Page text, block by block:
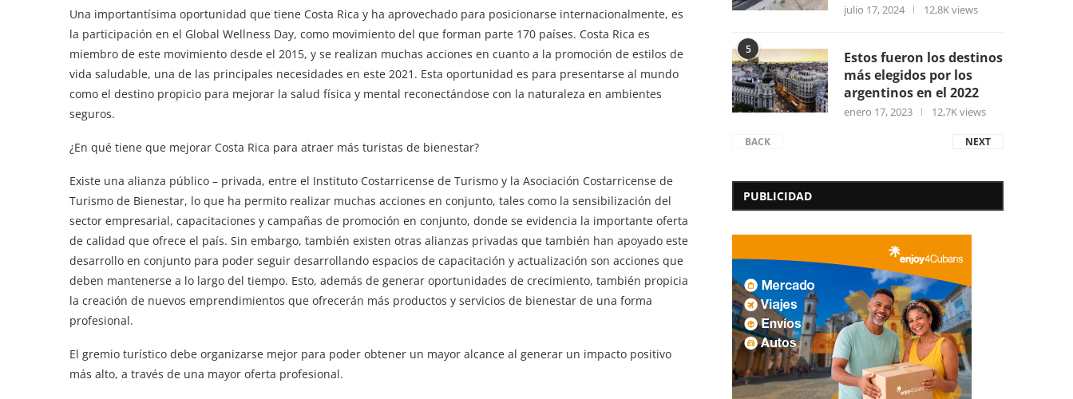
Una importantísima oportunidad que tiene Costa Rica y ha aprovechado para posicionarse internacionalmente, es
la participación en el Global Wellness Day, como movimiento del que forman parte 170 países. Costa Rica es
miembro de este movimiento desde el 2015, y se realizan muchas acciones en cuanto a la promoción de estilos de
vida saludable, una de las principales necesidades en este 2021. Esta oportunidad es para presentarse al mundo
como el destino propicio para mejorar la salud física y mental reconectándose con la naturaleza en ambientes
seguros.
¿En qué tiene que mejorar Costa Rica para atraer más turistas de bienestar?
Existe una alianza público – privada, entre el Instituto Costarricense de Turismo y la Asociación Costarricense de
Turismo de Bienestar, lo que ha permito realizar muchas acciones en conjunto, tales como la sensibilización del
sector empresarial, capacitaciones y campañas de promoción en conjunto, donde se evidencia la importante oferta
de calidad que ofrece el país. Sin embargo, también existen otras alianzas privadas que también han apoyado este
desarrollo en conjunto para poder seguir desarrollando espacios de capacitación y actualización son acciones que
deben mantenerse a lo largo del tiempo. Esto, además de generar oportunidades de crecimiento, también propicia
la creación de nuevos emprendimientos que ofrecerán más productos y servicios de bienestar de una forma
profesional.
El gremio turístico debe organizarse mejor para poder obtener un mayor alcance al generar un impacto positivo
más alto, a través de una mayor oferta profesional.
julio 17, 2024 12,8K views
5
Estos fueron los destinos
más elegidos por los
argentinos en el 2022
enero 17, 2023 12,7K views
BACK NEXT
PUBLICIDAD